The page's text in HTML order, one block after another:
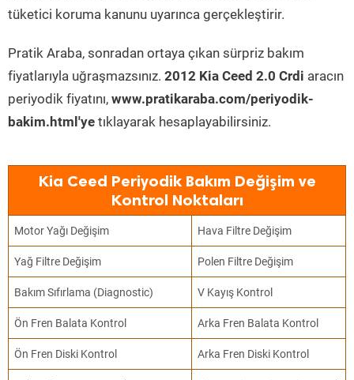
tüketici koruma kanunu uyarınca gerçekleştirir.
Pratik Araba, sonradan ortaya çıkan sürpriz bakım
fiyatlarıyla uğraşmazsınız. 2012 Kia Ceed 2.0 Crdi aracın
periyodik fiyatını, www.pratikaraba.com/periyodik-
bakim.html'ye tıklayarak hesaplayabilirsiniz.
Kia Ceed Periyodik Bakım Değişim ve
Kontrol Noktaları
Motor Yağı Değişim Hava Filtre Değişim
Yağ Filtre Değişim Polen Filtre Değişim
Bakım Sıfırlama (Diagnostic) V Kayış Kontrol
Ön Fren Balata Kontrol Arka Fren Balata Kontrol
Ön Fren Diski Kontrol Arka Fren Diski Kontrol